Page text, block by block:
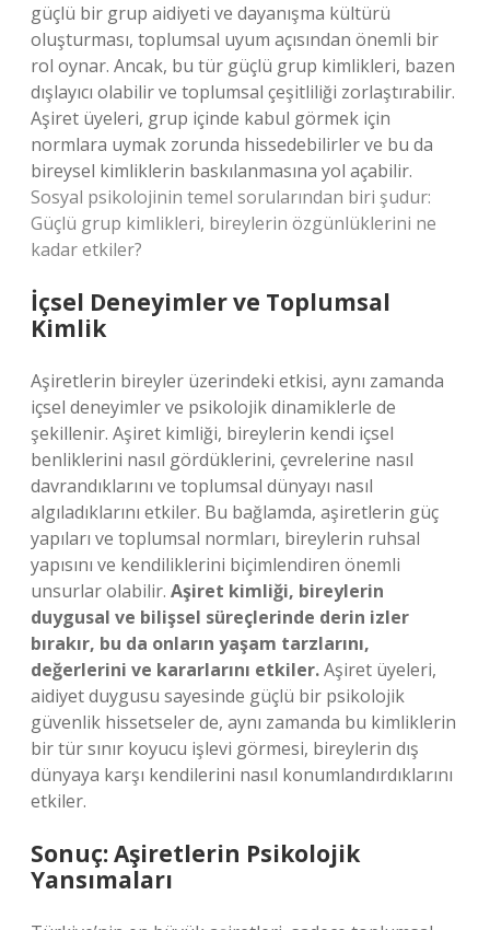
güçlü bir grup aidiyeti ve dayanışma kültürü
oluşturması, toplumsal uyum açısından önemli bir
rol oynar. Ancak, bu tür güçlü grup kimlikleri, bazen
dışlayıcı olabilir ve toplumsal çeşitliliği zorlaştırabilir.
Aşiret üyeleri, grup içinde kabul görmek için
normlara uymak zorunda hissedebilirler ve bu da
bireysel kimliklerin baskılanmasına yol açabilir.
Sosyal psikolojinin temel sorularından biri şudur:
Güçlü grup kimlikleri, bireylerin özgünlüklerini ne
kadar etkiler?
İçsel Deneyimler ve Toplumsal
Kimlik
Aşiretlerin bireyler üzerindeki etkisi, aynı zamanda
içsel deneyimler ve psikolojik dinamiklerle de
şekillenir. Aşiret kimliği, bireylerin kendi içsel
benliklerini nasıl gördüklerini, çevrelerine nasıl
davrandıklarını ve toplumsal dünyayı nasıl
algıladıklarını etkiler. Bu bağlamda, aşiretlerin güç
yapıları ve toplumsal normları, bireylerin ruhsal
yapısını ve kendiliklerini biçimlendiren önemli
unsurlar olabilir. Aşiret kimliği, bireylerin
duygusal ve bilişsel süreçlerinde derin izler
bırakır, bu da onların yaşam tarzlarını,
değerlerini ve kararlarını etkiler.Aşiret üyeleri,
aidiyet duygusu sayesinde güçlü bir psikolojik
güvenlik hissetseler de, aynı zamanda bu kimliklerin
bir tür sınır koyucu işlevi görmesi, bireylerin dış
dünyaya karşı kendilerini nasıl konumlandırdıklarını
etkiler.
Sonuç: Aşiretlerin Psikolojik
Yansımaları